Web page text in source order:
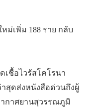
ม่เพิ่ม 188 ราย กลับ
เชื้อไวรัสโคโรนา
าสุดส่งหนังสือด่วนถึงผู้
กาศยานสุวรรณภูมิ